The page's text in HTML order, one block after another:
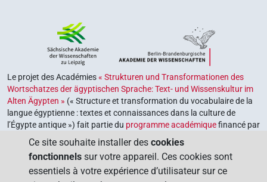
Le projet des Académies« Strukturen und Transformationen des
Wortschatzes der ägyptischen Sprache: Text- und Wissenskultur im
Alten Ägypten » (« Structure et transformation du vocabulaire de la
langue égyptienne : textes et connaissances dans la culture de
l’Égypte antique ») fait partie du programme académiquefinancé par
le gouvernement fédéral et les gouvernements des Länder de la
République fédérale d’Allemagne, dont le but est de préserver,
retrouver et explorer notre héritage culturel. Le programme est
coordonné par l’Union des académies allemandes des sciences et
Ce site souhaite installer des cookies
fonctionnels sur votre appareil. Ces cookies sont
essentiels à votre expérience d’utilisateur sur ce